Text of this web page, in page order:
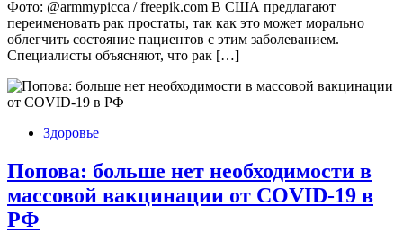
Фото: @armmypicca / freepik.com В США предлагают
переименовать рак простаты, так как это может морально
облегчить состояние пациентов с этим заболеванием.
Специалисты объясняют, что рак […]
Здоровье
Попова: больше нет необходимости в
массовой вакцинации от COVID-19 в
РФ